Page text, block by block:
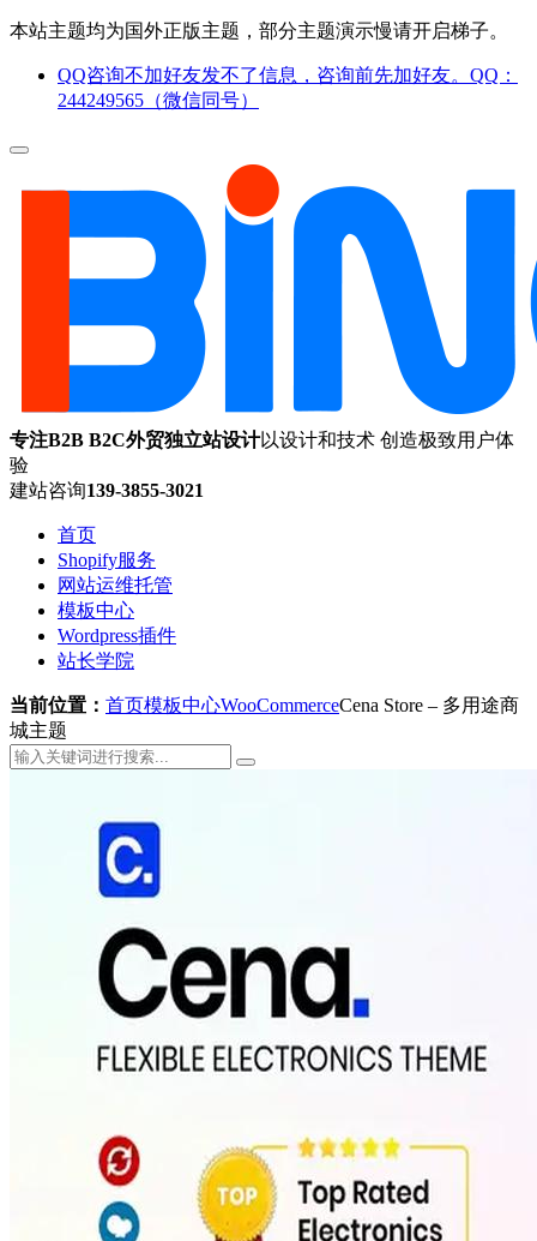
本站主题均为国外正版主题，部分主题演示慢请开启梯子。
QQ咨询不加好友发不了信息，咨询前先加好友。QQ：
244249565（微信同号）
专注B2B B2C外贸独立站设计以设计和技术 创造极致用户体
验
建站咨询139-3855-3021
首页
Shopify服务
网站运维托管
模板中心
Wordpress插件
站长学院
当前位置： 首页模板中心WooCommerceCena Store – 多用途商
城主题